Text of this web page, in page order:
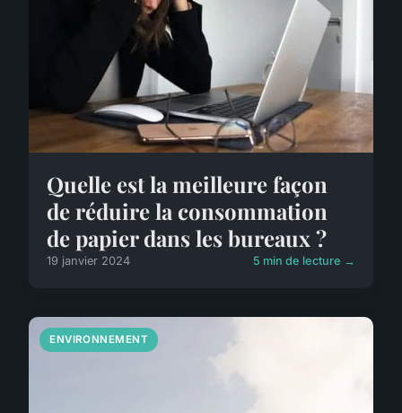
Quelle est la meilleure façon
de réduire la consommation
de papier dans les bureaux ?
19 janvier 2024 5 min de lecture →
ENVIRONNEMENT